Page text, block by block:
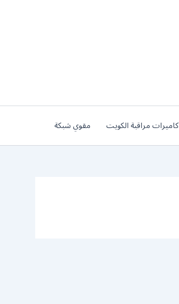
كاميرات مراقبة الكويت مقوي شبكة